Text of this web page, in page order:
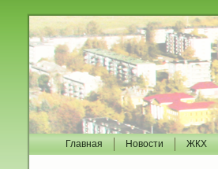
Главная Новости ЖКХ